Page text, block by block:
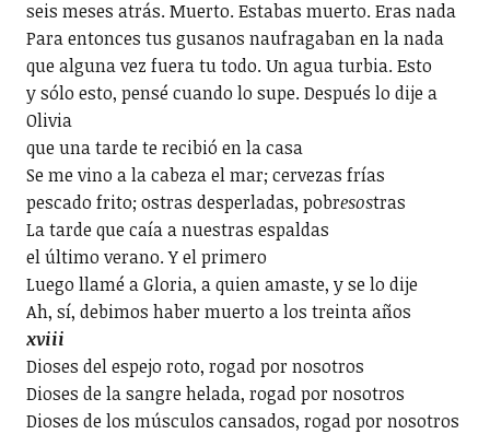
seis meses atrás. Muerto. Estabas muerto. Eras nada
Para entonces tus gusanos naufragaban en la nada
que alguna vez fuera tu todo. Un agua turbia. Esto
y sólo esto, pensé cuando lo supe. Después lo dije a
Olivia
que una tarde te recibió en la casa
Se me vino a la cabeza el mar; cervezas frías
pescado frito; ostras desperladas, pobresostras
La tarde que caía a nuestras espaldas
el último verano. Y el primero
Luego llamé a Gloria, a quien amaste, y se lo dije
Ah, sí, debimos haber muerto a los treinta años
xviii
Dioses del espejo roto, rogad por nosotros
Dioses de la sangre helada, rogad por nosotros
Dioses de los músculos cansados, rogad por nosotros